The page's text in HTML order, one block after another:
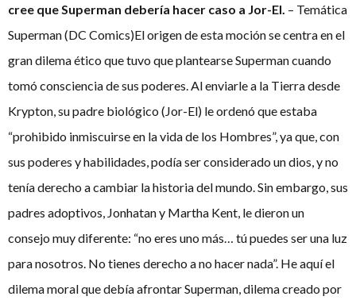
cree que Superman debería hacer caso a Jor-El. – Temática
Superman (DC Comics)El origen de esta moción se centra en el
gran dilema ético que tuvo que plantearse Superman cuando
tomó consciencia de sus poderes. Al enviarle a la Tierra desde
Krypton, su padre biológico (Jor-El) le ordenó que estaba
“prohibido inmiscuirse en la vida de los Hombres”, ya que, con
sus poderes y habilidades, podía ser considerado un dios, y no
tenía derecho a cambiar la historia del mundo. Sin embargo, sus
padres adoptivos, Jonhatan y Martha Kent, le dieron un
consejo muy diferente: “no eres uno más… tú puedes ser una luz
para nosotros. No tienes derecho a no hacer nada”. He aquí el
dilema moral que debía afrontar Superman, dilema creado por